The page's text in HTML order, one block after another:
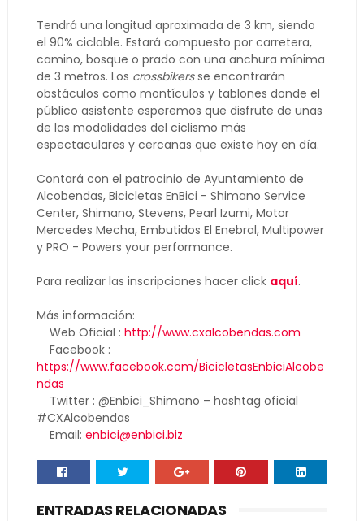
Tendrá una longitud aproximada de 3 km, siendo
el 90% ciclable. Estará compuesto por carretera,
camino, bosque o prado con una anchura mínima
de 3 metros. Los crossbikersse encontrarán
obstáculos como montículos y tablones donde el
público asistente esperemos que disfrute de unas
de las modalidades del ciclismo más
espectaculares y cercanas que existe hoy en día.
Contará con el patrocinio de Ayuntamiento de
Alcobendas, Bicicletas EnBici - Shimano Service
Center, Shimano, Stevens, Pearl Izumi, Motor
Mercedes Mecha, Embutidos El Enebral, Multipower
y PRO - Powers your performance.
Para realizar las inscripciones hacer click aquí.
Más información:
Web Oficial : http://www.cxalcobendas.com
Facebook :
https://www.facebook.com/BicicletasEnbiciAlcobe
ndas
Twitter : @Enbici_Shimano – hashtag oficial
#CXAlcobendas
Email: enbici@enbici.biz
ENTRADAS RELACIONADAS